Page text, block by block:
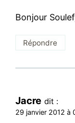
Bonjour
Répondre
Jacre dit :
29 janvier 2012 à